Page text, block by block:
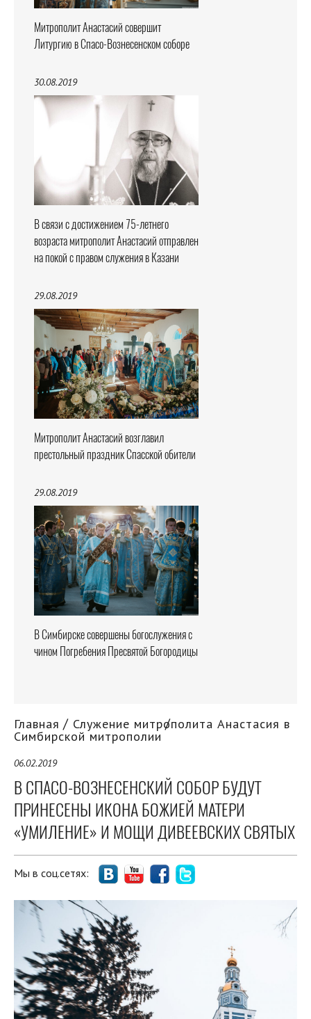
Митрополит Анастасий совершит
Литургию в Спасо-Вознесенском соборе
30.08.2019
В связи с достижением 75-летнего
возраста митрополит Анастасий отправлен
на покой с правом служения в Казани
29.08.2019
Митрополит Анастасий возглавил
престольный праздник Спасской обители
29.08.2019
В Симбирске совершены богослужения с
чином Погребения Пресвятой Богородицы
Главная Служение митрополита Анастасия в
Симбирской митрополии
06.02.2019
В СПАСО-ВОЗНЕСЕНСКИЙ СОБОР БУДУТ
ПРИНЕСЕНЫ ИКОНА БОЖИЕЙ МАТЕРИ
«УМИЛЕНИЕ» И МОЩИ ДИВЕЕВСКИХ СВЯТЫХ
Мы в соц.сетях: